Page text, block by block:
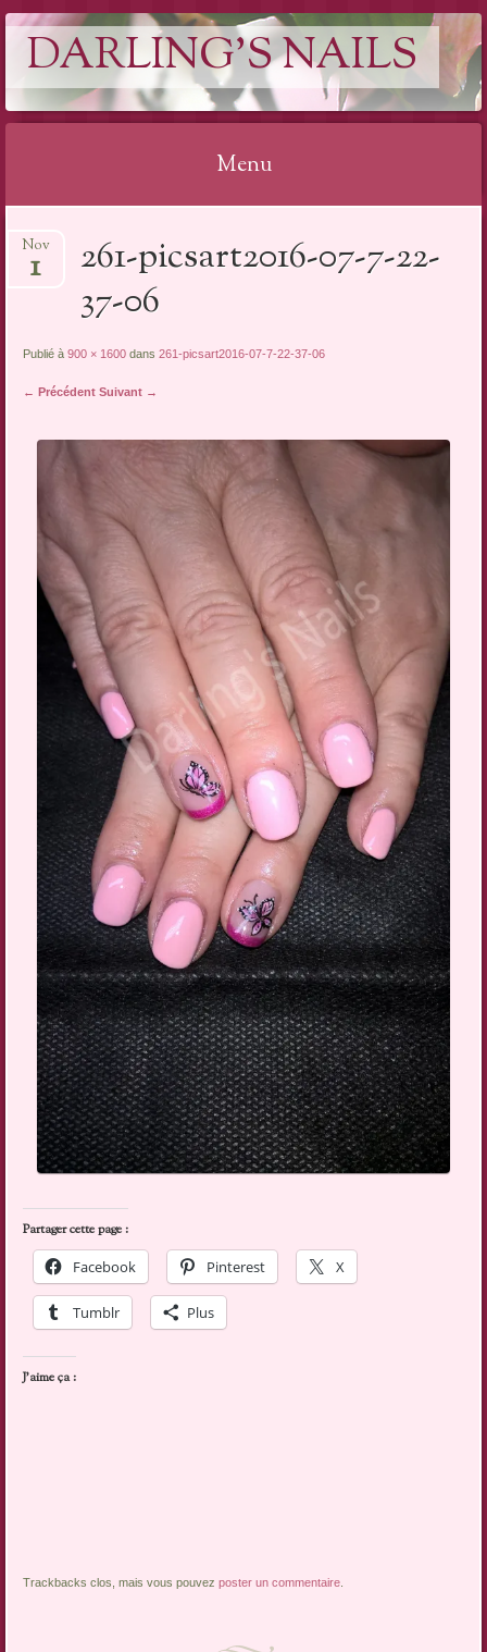
DARLING'S NAILS
Menu
au
261-picsart2016-07-7-22-
37-06
Nov
1
Publié à900 × 1600 dans261-picsart2016-07-7-22-37-06
← Précédent Suivant →
Partager cette page :
Facebook
Pinterest X
Tumblr Plus
J’aime ça :
Trackbacks clos, mais vous pouvezposter un commentaire